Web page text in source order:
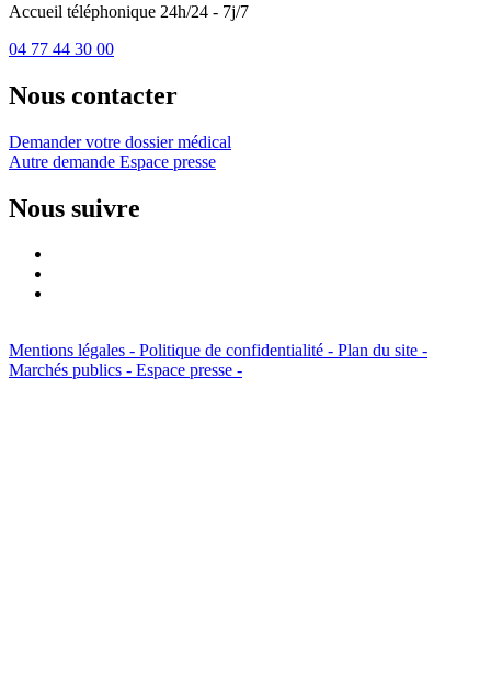
Accueil téléphonique 24h/24 - 7j/7
04 77 44 30 00
Nous contacter
Demander votre dossier médical
Autre demande Espace presse
Nous suivre
Mentions légales - Politique de confidentialité - Plan du site -
Marchés publics - Espace presse -